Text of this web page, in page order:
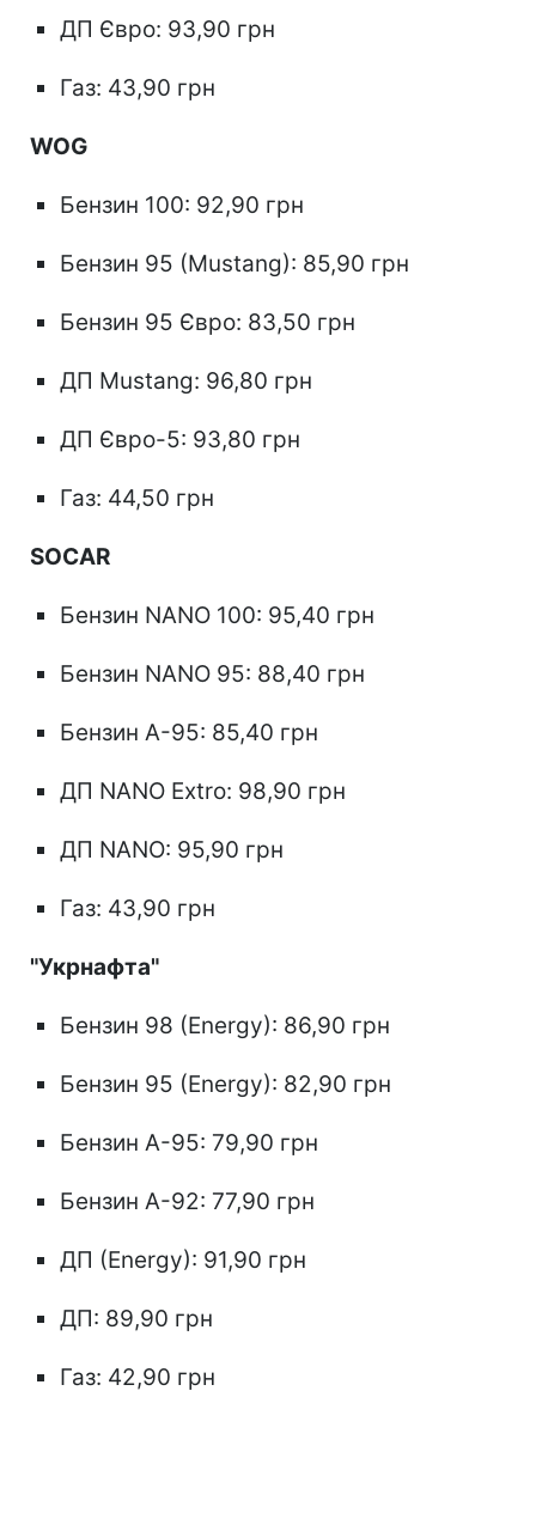
ДП Євро: 93,90 грн
Газ: 43,90 грн
WOG
Бензин 100: 92,90 грн
Бензин 95 (Mustang): 85,90 грн
Бензин 95 Євро: 83,50 грн
ДП Mustang: 96,80 грн
ДП Євро-5: 93,80 грн
Газ: 44,50 грн
SOCAR
Бензин NANO 100: 95,40 грн
Бензин NANO 95: 88,40 грн
Бензин А-95: 85,40 грн
ДП NANO Extro: 98,90 грн
ДП NANO: 95,90 грн
Газ: 43,90 грн
"Укрнафта"
Бензин 98 (Energy): 86,90 грн
Бензин 95 (Energy): 82,90 грн
Бензин А-95: 79,90 грн
Бензин А-92: 77,90 грн
ДП (Energy): 91,90 грн
ДП: 89,90 грн
Газ: 42,90 грн